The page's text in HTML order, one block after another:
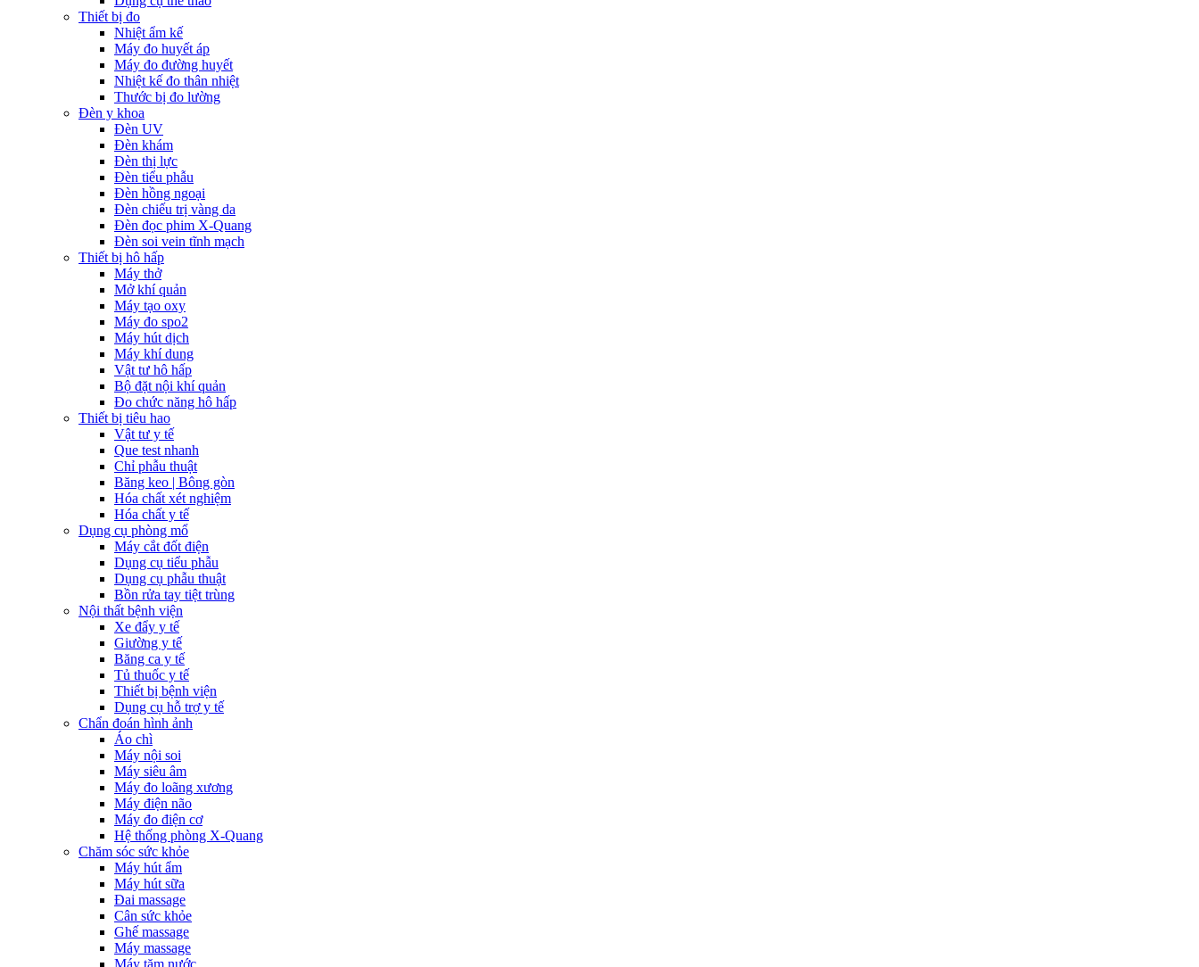
Thiết bị đo
Nhiệt ẩm kế
Máy đo huyết áp
Máy đo đường huyết
Nhiệt kế đo thân nhiệt
Thước bị đo lường
Đèn y khoa
Đèn UV
Đèn khám
Đèn thị lực
Đèn tiểu phẫu
Đèn hồng ngoại
Đèn chiếu trị vàng da
Đèn đọc phim X-Quang
Đèn soi vein tĩnh mạch
Thiết bị hô hấp
Máy thở
Mở khí quản
Máy tạo oxy
Máy đo spo2
Máy hút dịch
Máy khí dung
Vật tư hô hấp
Bộ đặt nội khí quản
Đo chức năng hô hấp
Thiết bị tiêu hao
Vật tư y tế
Que test nhanh
Chỉ phẫu thuật
Băng keo | Bông gòn
Hóa chất xét nghiệm
Hóa chất y tế
Dụng cụ phòng mổ
Máy cắt đốt điện
Dụng cụ tiểu phẫu
Dụng cụ phẫu thuật
Bồn rửa tay tiệt trùng
Nội thất bệnh viện
Xe đẩy y tế
Giường y tế
Băng ca y tế
Tủ thuốc y tế
Thiết bị bệnh viện
Dụng cụ hỗ trợ y tế
Chẩn đoán hình ảnh
Áo chì
Máy nội soi
Máy siêu âm
Máy đo loãng xương
Máy điện não
Máy đo điện cơ
Hệ thống phòng X-Quang
Chăm sóc sức khỏe
Máy hút ẩm
Máy hút sữa
Đai massage
Cân sức khỏe
Ghế massage
Máy massage
Máy tăm nước